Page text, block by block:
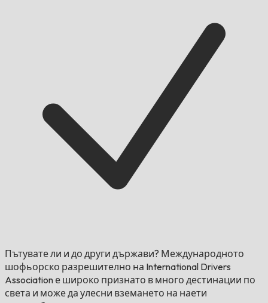
Пътувате ли и до други държави? Международното
шофьорско разрешително на International Drivers
Association е широко признато в много дестинации по
света и може да улесни вземането на наети